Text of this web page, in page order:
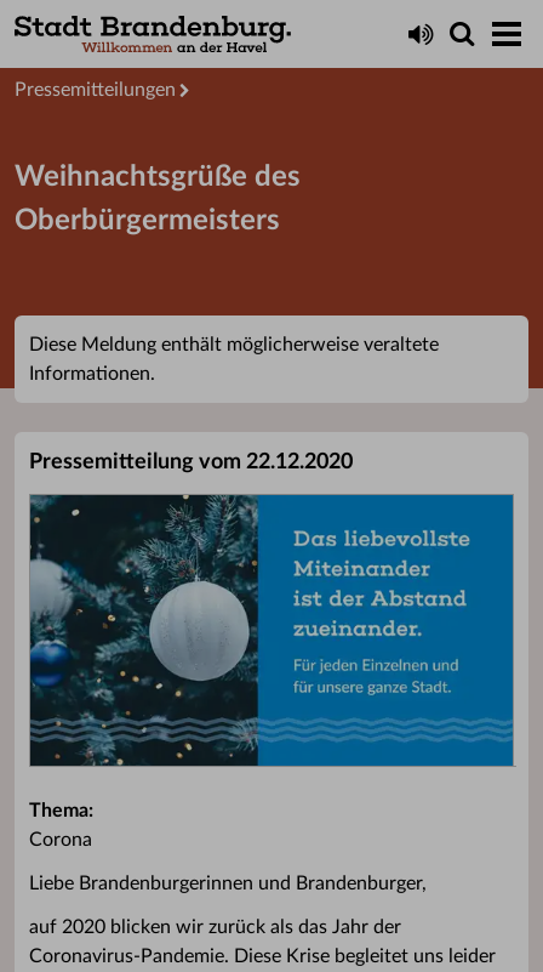
Presseservice
Pressemitteilungen
Weihnachtsgrüße des
Oberbürgermeisters
Diese Meldung enthält möglicherweise veraltete
Informationen.
Pressemitteilung vom 22.12.2020
Thema:
Corona
Liebe Brandenburgerinnen und Brandenburger,
auf 2020 blicken wir zurück als das Jahr der
Coronavirus-Pandemie. Diese Krise begleitet uns leider